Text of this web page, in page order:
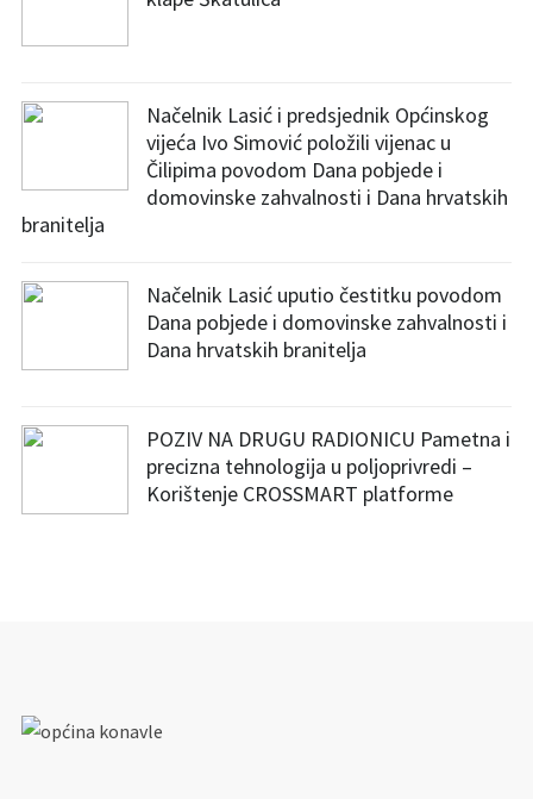
Načelnik Lasić i predsjednik Općinskog
vijeća Ivo Simović položili vijenac u
Čilipima povodom Dana pobjede i
domovinske zahvalnosti i Dana hrvatskih
branitelja
Načelnik Lasić uputio čestitku povodom
Dana pobjede i domovinske zahvalnosti i
Dana hrvatskih branitelja
POZIV NA DRUGU RADIONICU Pametna i
precizna tehnologija u poljoprivredi –
Korištenje CROSSMART platforme